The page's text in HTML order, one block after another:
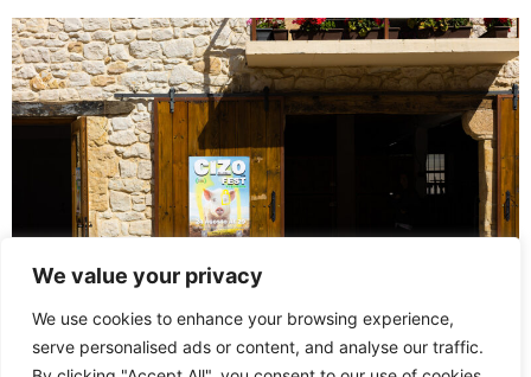
We value your privacy
We use cookies to enhance your browsing experience,
serve personalised ads or content, and analyse our traffic.
En San Martín de Elines, Cantabria, late el corazón de la